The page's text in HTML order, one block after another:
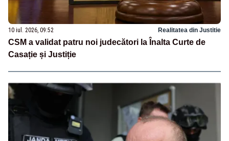
10 iul. 2026, 09:52 Realitatea din Justitie
CSM a validat patru noi judecători la Înalta Curte de
Casație și Justiție